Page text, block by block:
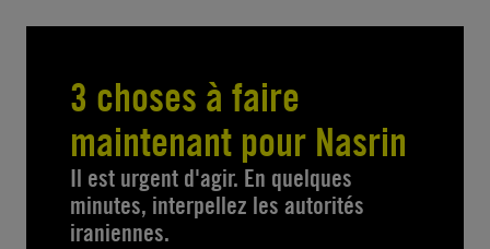
3 choses à faire
maintenant pour Nasrin
Il est urgent d'agir. En quelques
minutes, interpellez les autorités
iraniennes.